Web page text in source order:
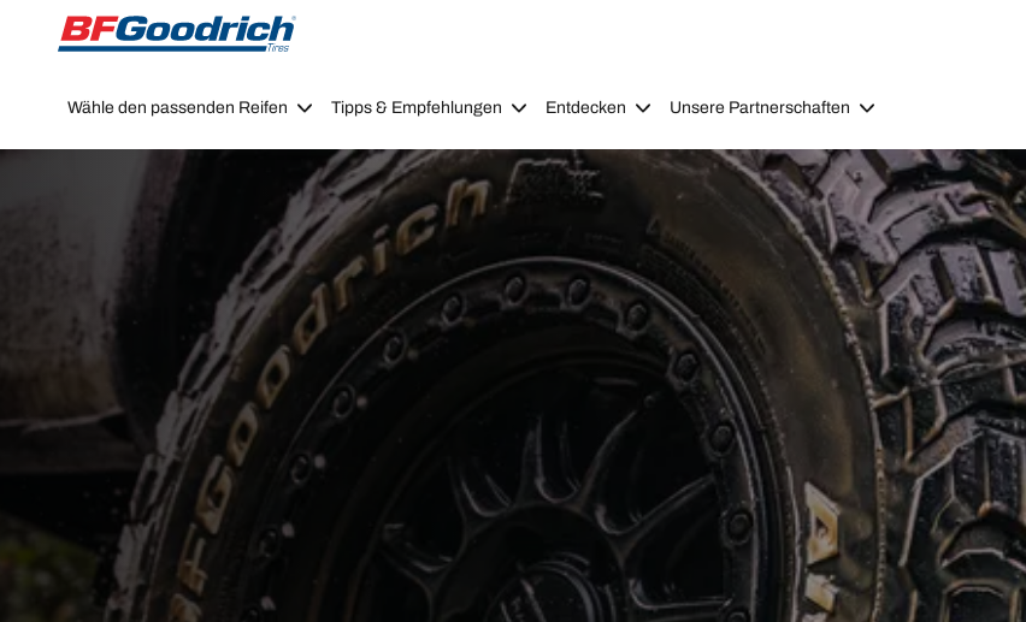
Go to page content
Go to page navigation
Wähle den passenden Reifen Tipps & Empfehlungen Entdecken Unsere Partnerschaften